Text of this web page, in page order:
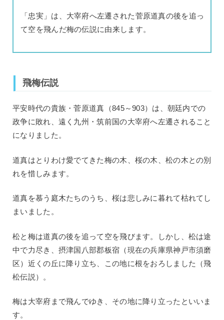
「忠実」は、大宰府へ左遷された菅原道真の後を追っ
て空を飛んだ梅の伝説に由来します。
飛梅伝説
平安時代の貴族・菅原道真（845～903）は、朝廷内での
政争に敗れ、遠く九州・筑前国の大宰府へ左遷されること
になりました。
道真はとりわけ愛でてきた梅の木、桜の木、松の木との別
れを惜しみます。
道真を慕う庭木たちのうち、桜は悲しみに暮れて枯れてし
まいました。
松と梅は道真の後を追って空を飛びます。しかし、松は途
中で力尽き、摂津国八部郡板宿（現在の兵庫県神戸市須磨
区）近くの丘に降り立ち、この地に根をおろしました（飛
松伝説）。
梅は大宰府まで飛んでゆき、その地に降り立ったといいま
す。